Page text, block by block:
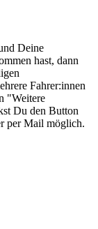
Deine
hast, dann
Fahrer:innen
"Weitere
Du den Button
per Mail möglich.